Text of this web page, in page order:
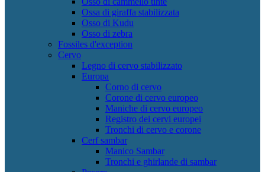
Ossa di giraffa stabilizzata
Osso di Kudu
Osso di zebra
Fossiles d'exception
Cervo
Legno di cervo stabilizzato
Europa
Corno di cervo
Corone di cervo europeo
Maniche di cervo europeo
Registro dei cervi europei
Tronchi di cervo e corone
Cerf sambar
Manico Sambar
Tronchi e ghirlande di sambar